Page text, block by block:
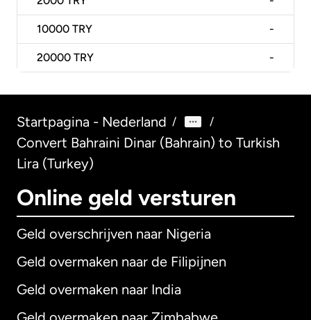
10000 TRY -
20000 TRY -
Startpagina - Nederland / /
Convert Bahraini Dinar (Bahrain) to Turkish
Lira (Turkey)
Online geld versturen
Geld overschrijven naar Nigeria
Geld overmaken naar de Filipijnen
Geld overmaken naar India